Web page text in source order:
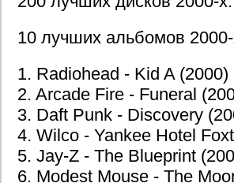
10 лучших альбомов
1. Radiohead - Kid A (2000)
2. Arcade Fire - Funeral
3. Daft Punk - Discovery
4. Wilco - Yankee Hotel
5. Jay-Z - The Blueprint
6. Modest Mouse - The